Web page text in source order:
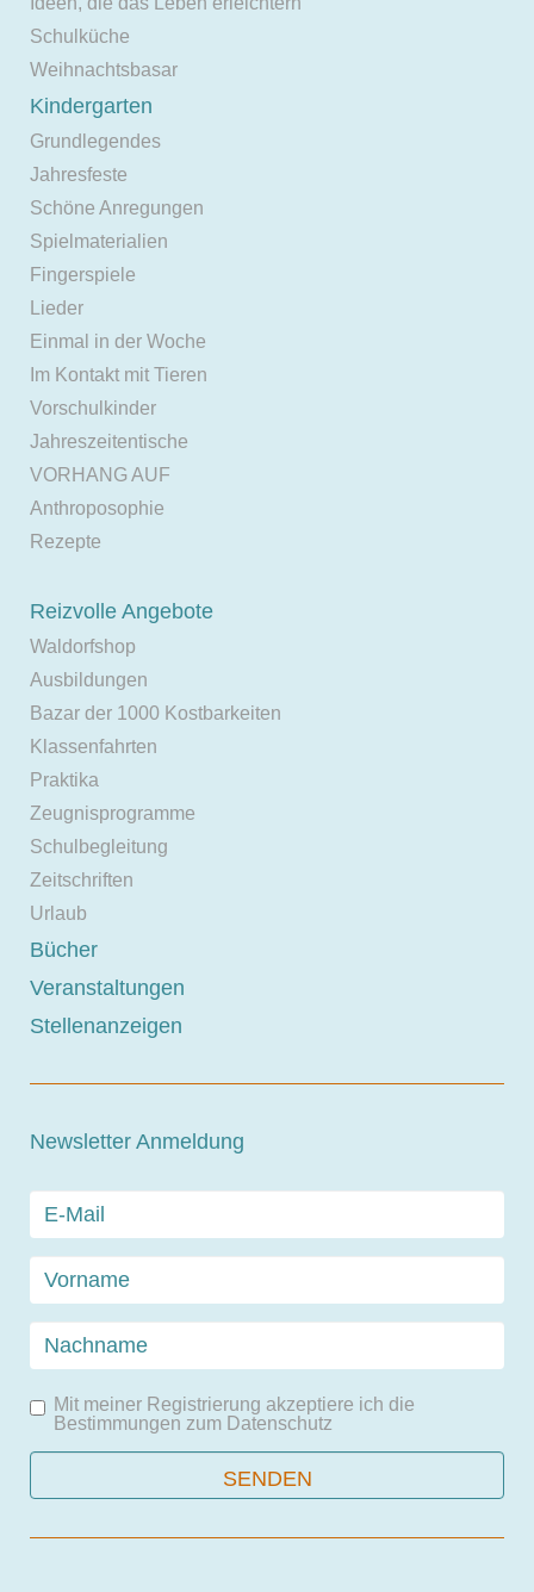
Schulküche
Weihnachtsbasar
Kindergarten
Grundlegendes
Jahresfeste
Schöne Anregungen
Spielmaterialien
Fingerspiele
Lieder
Einmal in der Woche
Im Kontakt mit Tieren
Vorschulkinder
Jahreszeitentische
VORHANG AUF
Anthroposophie
Rezepte
Reizvolle Angebote
Waldorfshop
Ausbildungen
Bazar der 1000 Kostbarkeiten
Klassenfahrten
Praktika
Zeugnisprogramme
Schulbegleitung
Zeitschriften
Urlaub
Bücher
Veranstaltungen
Stellenanzeigen
Newsletter Anmeldung
Mit meiner Registrierung akzeptiere ich die
Bestimmungen zum Datenschutz